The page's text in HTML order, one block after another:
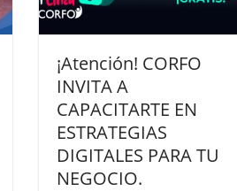
¡Atención! CORFO
INVITA A
CAPACITARTE EN
ESTRATEGIAS
DIGITALES PARA TU
NEGOCIO.